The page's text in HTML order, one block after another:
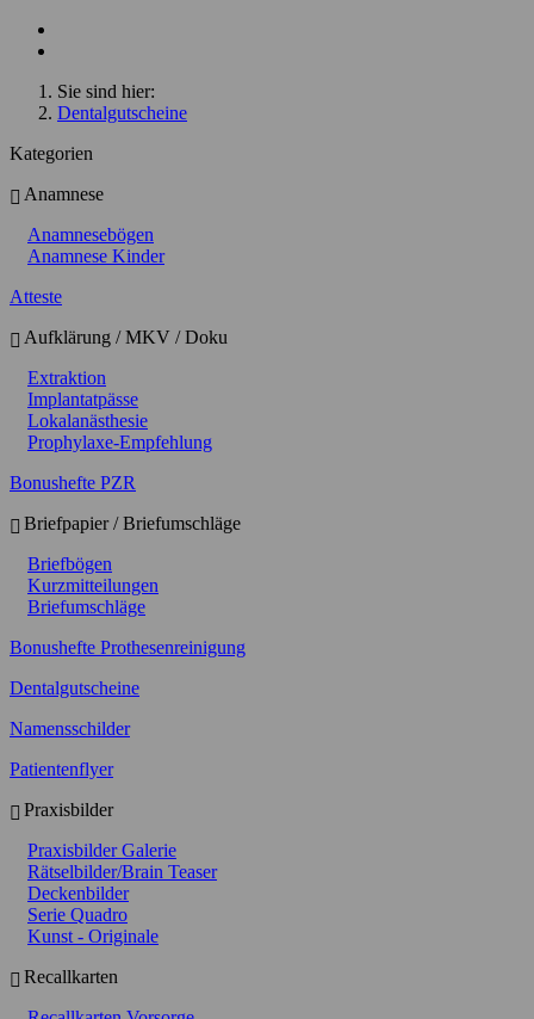
Sie sind hier:
Dentalgutscheine
Kategorien
Anamnese
Anamnesebögen
Anamnese Kinder
Atteste
Aufklärung / MKV / Doku
Extraktion
Implantatpässe
Lokalanästhesie
Prophylaxe-Empfehlung
Bonushefte PZR
Briefpapier / Briefumschläge
Briefbögen
Kurzmitteilungen
Briefumschläge
Bonushefte Prothesenreinigung
Dentalgutscheine
Namensschilder
Patientenflyer
Praxisbilder
Praxisbilder Galerie
Rätselbilder/Brain Teaser
Deckenbilder
Serie Quadro
Kunst - Originale
Recallkarten